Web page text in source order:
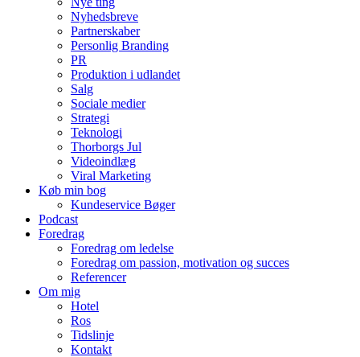
Nyhedsbreve
Partnerskaber
Personlig Branding
PR
Produktion i udlandet
Salg
Sociale medier
Strategi
Teknologi
Thorborgs Jul
Videoindlæg
Viral Marketing
Køb min bog
Kundeservice Bøger
Podcast
Foredrag
Foredrag om ledelse
Foredrag om passion, motivation og succes
Referencer
Om mig
Hotel
Ros
Tidslinje
Kontakt